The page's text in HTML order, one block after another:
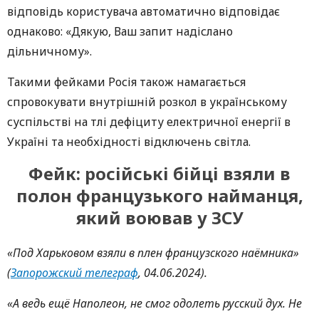
відповідь користувача автоматично відповідає
однаково: «Дякую, Ваш запит надіслано
дільничному».
Такими фейками Росія також намагається
спровокувати внутрішній розкол в українському
суспільстві на тлі дефіциту електричної енергії в
Україні та необхідності відключень світла.
Фейк: російські бійці взяли в
полон французького найманця,
який воював у ЗСУ
«Под Харьковом взяли в плен французского наёмника»
(Запорожский телеграф, 04.06.2024).
«А ведь ещё Наполеон, не смог одолеть русский дух. Не